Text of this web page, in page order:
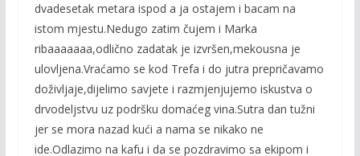
dvadesetak metara ispod a ja ostajem i bacam na
istom mjestu.Nedugo zatim čujem i Marka
ribaaaaaaa,odlično zadatak je izvršen,mekousna je
ulovljena.Vraćamo se kod Trefa i do jutra prepričavamo
doživljaje,dijelimo savjete i razmjenjujemo iskustva o
drvodeljstvu uz podršku domaćeg vina.Sutra dan tužni
jer se mora nazad kući a nama se nikako ne
ide.Odlazimo na kafu i da se pozdravimo sa ekipom i